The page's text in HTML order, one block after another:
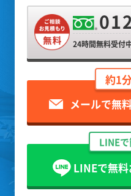
24時間無料受付
約1
メールで無
LINE
LINEで無